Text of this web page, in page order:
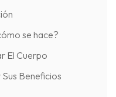
se hace?
El Cuerpo
Beneficios